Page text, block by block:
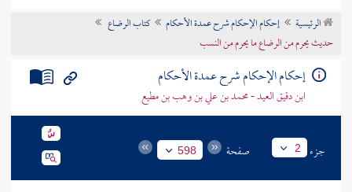
تراجم الأعلام
الرئيسية إحكام الإحكام شرح عمدة الأحكام
كتاب الرضاع
حديث يحرم من الرضاع ما يحرم من النسب
إحكام الإحكام شرح عمدة الأحكام
ابن دقيق العيد - محمد بن علي بن وهب بن مطيع
جزء 2 صفحة 598